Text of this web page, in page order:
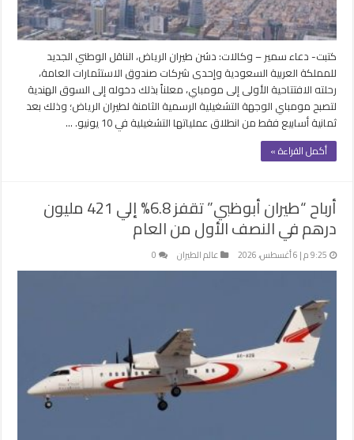
كتبت- دعاء سمير – وكالات: دشن طيران الرياض، الناقل الوطني الجديد
للمملكة العربية السعودية وإحدى شركات صندوق الاستثمارات العامة،
رحلته الافتتاحية الأولى إلى مومباي، معلناً بذلك دخوله إلى السوق الهندية
لتصبح مومباي الوجهة التشغيلية الرسمية الثامنة لطيران الرياض؛ وذلك بعد
ثمانية أسابيع فقط من انطلاق عملياتها التشغيلية في 10 يونيو. …
أكمل القراءة »
أرباح “طيران أبوظبي” تقفز 6.8% إلي 421 مليون
درهم في النصف الأول من العام
9:25 م | 6 أغسطس، 2026 عالم الطيران 0